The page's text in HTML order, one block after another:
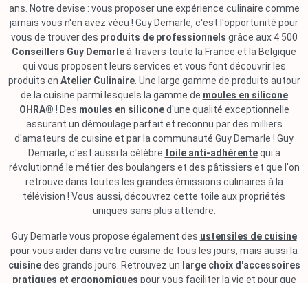
ans. Notre devise : vous proposer une expérience culinaire comme
jamais vous n'en avez vécu ! Guy Demarle, c'est l'opportunité pour
vous de trouver des produits de professionnels grâce aux 4 500
Conseillers Guy Demarleà travers toute la France et la Belgique
qui vous proposent leurs services et vous font découvrir les
produits en Atelier Culinaire. Une large gamme de produits autour
de la cuisine parmi lesquels la gamme de moules en silicone
OHRA® ! Des moules en siliconed'une qualité exceptionnelle
assurant un démoulage parfait et reconnu par des milliers
d'amateurs de cuisine et par la communauté Guy Demarle ! Guy
Demarle, c'est aussi la célèbre toile anti-adhérentequi a
révolutionné le métier des boulangers et des pâtissiers et que l'on
retrouve dans toutes les grandes émissions culinaires à la
télévision ! Vous aussi, découvrez cette toile aux propriétés
uniques sans plus attendre.
Guy Demarle vous propose également des ustensiles de cuisine
pour vous aider dans votre cuisine de tous les jours, mais aussi la
cuisinedes grands jours. Retrouvez un large choix d'accessoires
pratiques et ergonomiques pour vous faciliter la vie et pour que